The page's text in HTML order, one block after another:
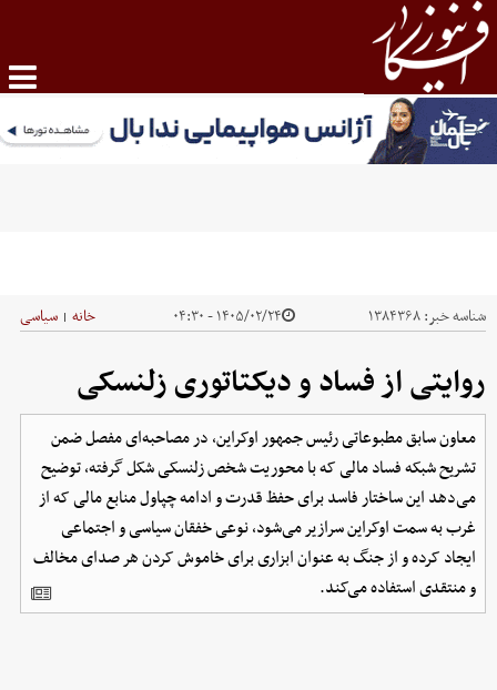
شناسه خبر:۱۳۸۴۳۶۸ ۱۴۰۵/۰۲/۲۴ - ۰۴:۳۰ خانه | سیاسی
روایتی از فساد و دیکتاتوری زلنسکی
معاون سابق مطبوعاتی رئیس جمهور اوکراین، در مصاحبه‌ای مفصل ضمن
تشریح شبکه فساد مالی که با محوریت شخص زلنسکی شکل گرفته، توضیح
می‌دهد این ساختار فاسد برای حفظ قدرت و ادامه چپاول منابع مالی که از
غرب به سمت اوکراین سرازیر می‌شود، نوعی خفقان سیاسی و اجتماعی
ایجاد کرده و از جنگ به عنوان ابزاری برای خاموش کردن هر صدای مخالف
و منتقدی استفاده می‌کند.